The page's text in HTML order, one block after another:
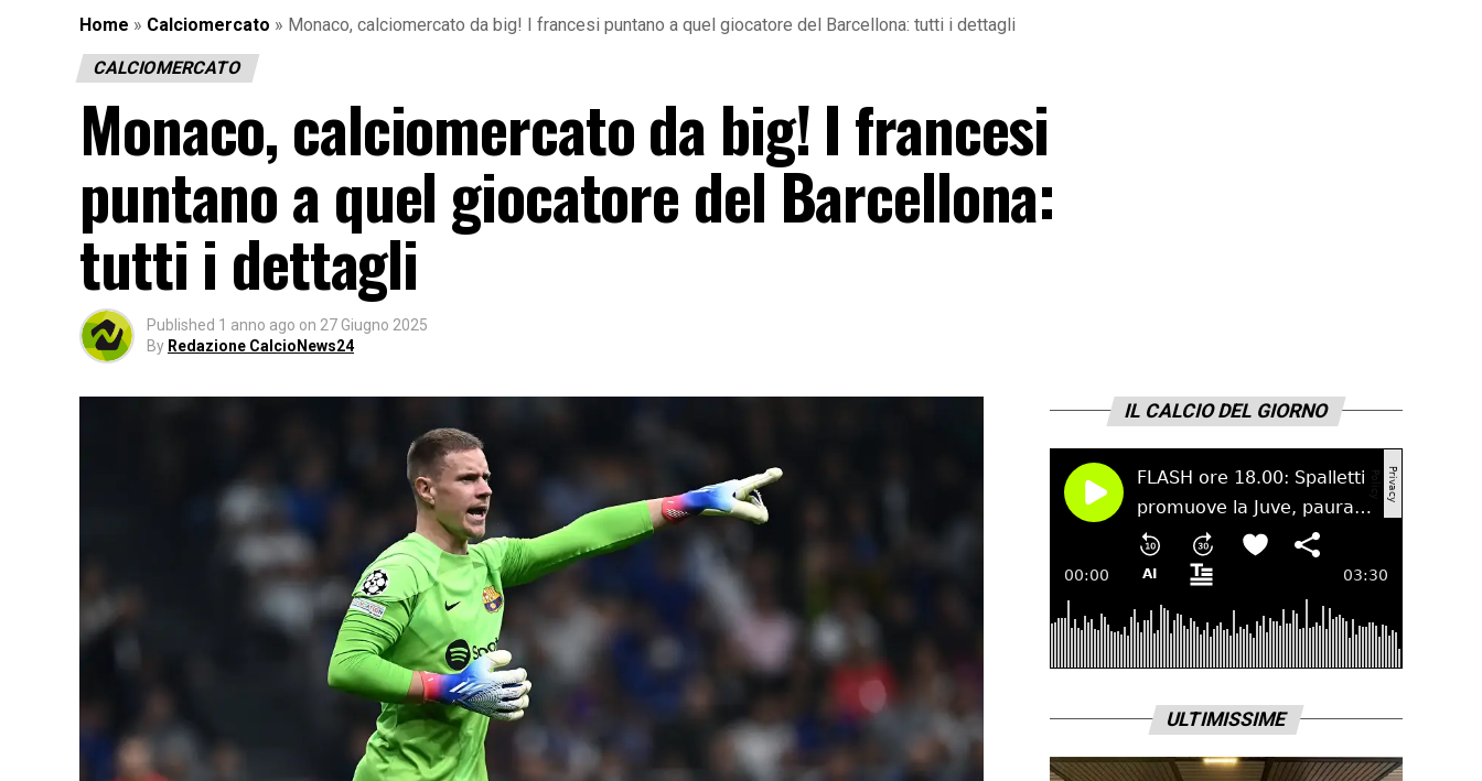
Home » Calciomercato » Monaco, calciomercato da big! I francesi puntano a quel giocatore del Barcellona: tutti i dettagli
CALCIOMERCATO
Monaco, calciomercato da big! I francesi
puntano a quel giocatore del Barcellona:
tutti i dettagli
Published 1 anno ago on 27 Giugno 2025
By Redazione CalcioNews24
IL CALCIO DEL GIORNO
ULTIMISSIME